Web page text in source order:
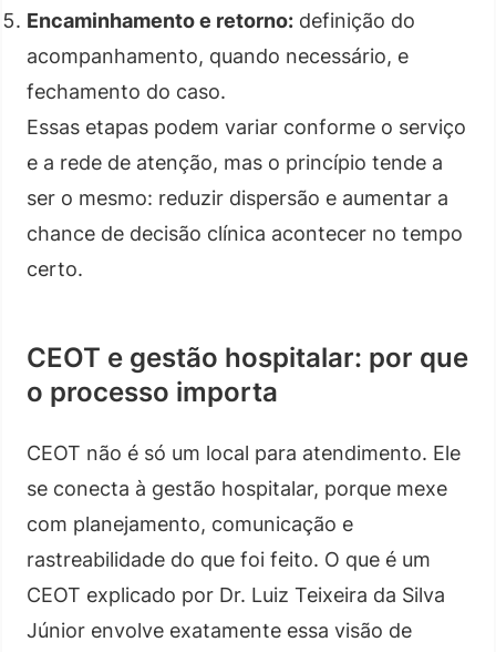
Encaminhamento e retorno: definição do
acompanhamento, quando necessário, e
fechamento do caso.
Essas etapas podem variar conforme o serviço
e a rede de atenção, mas o princípio tende a
ser o mesmo: reduzir dispersão e aumentar a
chance de decisão clínica acontecer no tempo
certo.
CEOT e gestão hospitalar: por que
o processo importa
CEOT não é só um local para atendimento. Ele
se conecta à gestão hospitalar, porque mexe
com planejamento, comunicação e
rastreabilidade do que foi feito. O que é um
CEOT explicado por Dr. Luiz Teixeira da Silva
Júnior envolve exatamente essa visão de